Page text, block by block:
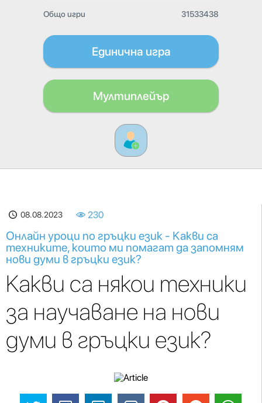
Общо игри 31533438
Единична игра
Мултиплейър
08.08.2023 230
Онлайн уроци по гръцки език - Какви са
техниките, които ми помагат да запомням
нови думи в гръцки език?
Какви са някои техники
за научаване на нови
думи в гръцки език?